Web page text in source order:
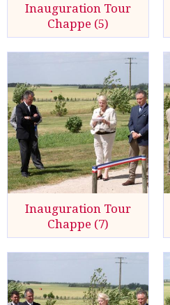
Inauguration Tour
Chappe (5)
Inauguration Tour
Chappe (7)